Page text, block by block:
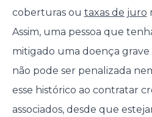
coberturas ou taxas de juro
Assim, uma pessoa que
mitigado uma doença
não pode ser penalizada
esse histórico ao contratar
associados, desde que